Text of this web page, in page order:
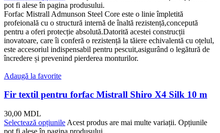
pot fi alese în pagina produsului.
Forfac Mistrall Admunson Steel Core este o linie împletită
profeională cu o structură internă de înaltă rezistență,concepută
pentru a oferi protecție absolută.Datorită acestei construcții
inovatoare, care îi conferă o rezistență la tăiere echivalentă cu oțelul,
este accesoriul indispensabil pentru pescuit,asigurând o legătură de
încredere și prevenind pierderea monturilor.
Adaugă la favorite
Fir textil pentru forfac Mistrall Shiro X4 Silk 10 m
30,00 MDL
Selectează opțiunile Acest produs are mai multe variații. Opțiunile
pot fi alese în pagina produsului.